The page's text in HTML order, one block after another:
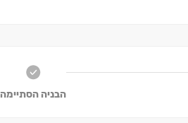
הבניה הסתיימה